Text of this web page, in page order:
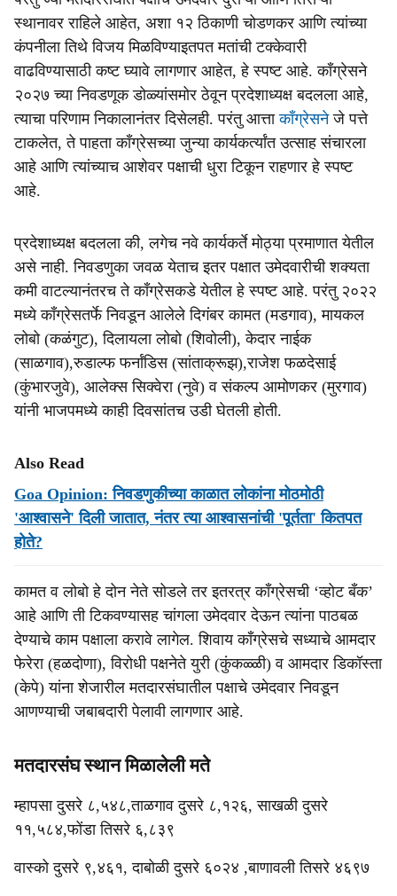
स्थानावर राहिले आहेत, अशा १२ ठिकाणी चोडणकर आणि त्यांच्या
कंपनीला तिथे विजय मिळविण्याइतपत मतांची टक्केवारी
वाढविण्यासाठी कष्ट घ्यावे लागणार आहेत, हे स्पष्ट आहे. काँग्रेसने
२०२७ च्या निवडणूक डोळ्यांसमोर ठेवून प्रदेशाध्यक्ष बदलला आहे,
त्याचा परिणाम निकालानंतर दिसेलही. परंतु आत्ताकाँग्रेसनेजे पत्ते
टाकलेत, ते पाहता काँग्रेसच्या जुन्या कार्यकर्त्यांत उत्साह संचारला
आहे आणि त्यांच्याच आशेवर पक्षाची धुरा टिकून राहणार हे स्पष्ट
आहे.
प्रदेशाध्यक्ष बदलला की, लगेच नवे कार्यकर्ते मोठ्या प्रमाणात येतील
असे नाही. निवडणुका जवळ येताच इतर पक्षात उमेदवारीची शक्यता
कमी वाटल्यानंतरच ते काँग्रेसकडे येतील हे स्पष्ट आहे. परंतु २०२२
मध्ये काँग्रेसतर्फे निवडून आलेले दिगंबर कामत (मडगाव), मायकल
लोबो (कळंगुट), दिलायला लोबो (शिवोली), केदार नाईक
(साळगाव),रुडाल्फ फर्नांडिस (सांताक्रूझ),राजेश फळदेसाई
(कुंभारजुवे), आलेक्स सिक्वेरा (नुवे) व संकल्प आमोणकर (मुरगाव)
यांनी भाजपमध्ये काही दिवसांतच उडी घेतली होती.
Also Read
Goa Opinion: निवडणुकीच्या काळात लोकांना मोठमोठी
'आश्वासने' दिली जातात, नंतर त्या आश्वासनांची 'पूर्तता' कितपत
होते?
कामत व लोबो हे दोन नेते सोडले तर इतरत्र काँग्रेसची ‘व्होट बँक’
आहे आणि ती टिकवण्यासह चांगला उमेदवार देऊन त्यांना पाठबळ
देण्याचे काम पक्षाला करावे लागेल. शिवाय काँग्रेसचे सध्याचे आमदार
फेरेरा (हळदोणा), विरोधी पक्षनेते युरी (कुंकळ्ळी) व आमदार डिकॉस्ता
(केपे) यांना शेजारील मतदारसंघातील पक्षाचे उमेदवार निवडून
आणण्याची जबाबदारी पेलावी लागणार आहे.
मतदारसंघ स्थान मिळालेली मते
म्हापसा दुसरे ८,५४८,ताळगाव दुसरे ८,१२६, साखळी दुसरे
११,५८४,फोंडा तिसरे ६,८३९
वास्को दुसरे ९,४६१, दाबोळी दुसरे ६०२४ ,बाणावली तिसरे ४६९७